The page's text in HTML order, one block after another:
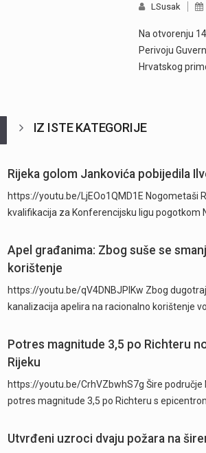
LSusak
Na otvorenju
Perivoju
Hrvatskog
IZ ISTE KATEGORIJE
Rijeka golom Jankovića pobijedila
https://youtu.be/LjEOo1QMD1E Nogometaši
kvalifikacija za Konferencijsku ligu pogotkom
Apel građanima: Zbog suše se
korištenje
https://youtu.be/qV4DNBJPlKw Zbog
kanalizacija apelira na racionalno korištenje
Potres magnitude 3,5 po Richteru
Rijeku
https://youtu.be/CrhVZbwhS7g Šire područje
potres magnitude 3,5 po Richteru s
Utvrđeni uzroci dvaju požara na